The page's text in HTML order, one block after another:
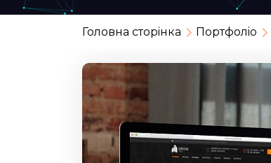
Головна сторiнка Портфолiо